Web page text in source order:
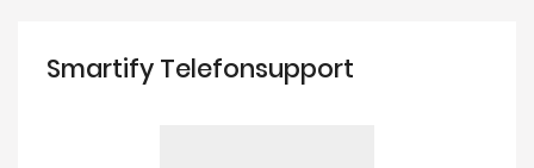
Smartify Telefonsupport